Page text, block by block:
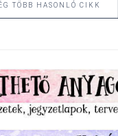
TÖBB HASONLÓ CIKK